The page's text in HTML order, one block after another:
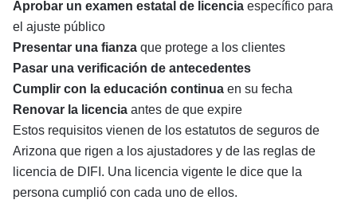
Aprobar un examen estatal de licencia específico para
el ajuste público
Presentar una fianza que protege a los clientes
Pasar una verificación de antecedentes
Cumplir con la educación continua en su fecha
Renovar la licencia antes de que expire
Estos requisitos vienen de los estatutos de seguros de
Arizona que rigen a los ajustadores y de las reglas de
licencia de DIFI. Una licencia vigente le dice que la
persona cumplió con cada uno de ellos.